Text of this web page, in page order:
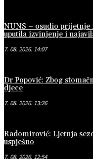
NUNS – osudio
uputila izvinjenje i
7. 08. 2026. 14:07
Dr Popović: Zbog
djece
7. 08. 2026. 13:26
Radomirović: Ljetnja
uspješno
7. 08. 2026. 12:54